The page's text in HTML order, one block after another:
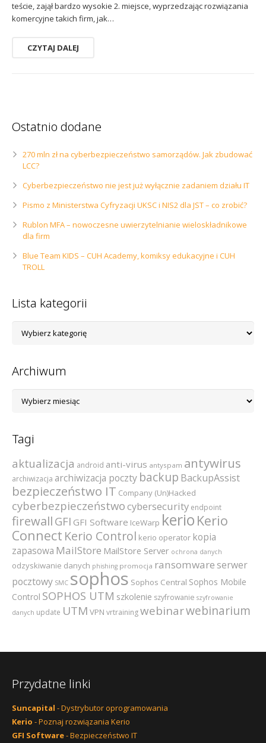
teście, zajął bardzo wysokie 2. miejsce, wyprzedzając rozwiązania
komercyjne takich firm, jak…
CZYTAJ DALEJ
Ostatnio dodane
270 mln zł na cyberbezpieczeństwo samorządów. Jak zbudować
LCC?
Cyberbezpieczeństwo nie jest już wyłącznie zadaniem działu IT
Pismo z Ministerstwa Cyfryzacji UKSC i NIS2 dla JST – co zrobić?
Rublon MFA – nowoczesne uwierzytelnianie wieloskładnikowe
dla firm
Blue Team KIDS – CUH Academy, komiksy edukacyjne i CUH
TROLL
Lista kategorii
kategorii
Archiwum
Tagi
aktualizacja android anti-virus antyspam antywirus
archiwizacja archiwizacja poczty backup BackupAssist
bezpieczeństwo IT Company (Un)Hacked
cyberbezpieczeństwocybersecurity endpoint
firewall GFI GFI Software IceWarp kerio Kerio
Connect Kerio Control kerio operator kopia
zapasowa MailStore MailStore Server ochrona danych
odzyskiwanie danych phishing promocja ransomware serwer
pocztowy SMC sophos Sophos Central Sophos Mobile
Control SOPHOS UTM szkolenie szyfrowanie szyfrowanie
danych update UTM VPN vrtrainingwebinarwebinarium
Przydatne linki
Suncapital - Dystrybutor oprogramowania
Kerio - Poznaj rozwiązania Kerio
GFI Software- Bezpieczeństwo IT